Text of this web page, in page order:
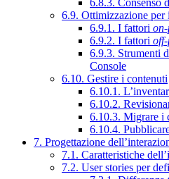
6.9. Ottimizzazione
6.9.1. I fattori
6.9.2. I fattori
6.9.3. Strumenti
Console
6.10. Gestire i contenuti
6.10.1.
6.10.2.
6.10.3. Migrare i
6.10.4.
7. Progettazione
7.1. Caratteristiche
7.2. User stories per